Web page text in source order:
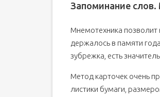
Запоминание
Мнемотехника
держалось в памяти
зубрежка, есть
Метод карточек очень
листики бумаги,